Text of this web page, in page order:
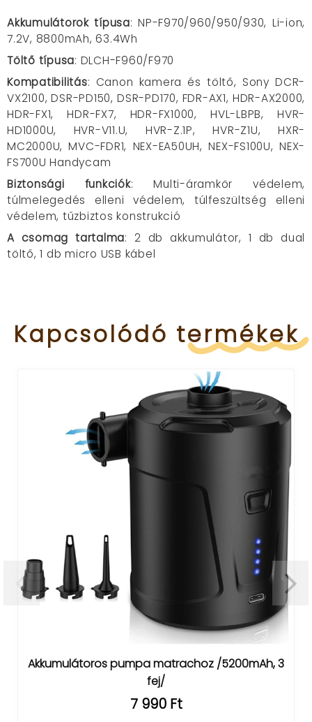
Akkumulátorok típusa: NP-F970/960/950/930, Li-ion,
7.2V, 8800mAh, 63.4Wh
Töltő típusa: DLCH-F960/F970
Kompatibilitás: Canon kamera és töltő, Sony DCR-
VX2100, DSR-PD150, DSR-PD170, FDR-AX1, HDR-AX2000,
HDR-FX1, HDR-FX7, HDR-FX1000, HVL-LBPB, HVR-
HD1000U, HVR-V11.U, HVR-Z.1P, HVR-Z1U, HXR-
MC2000U, MVC-FDR1, NEX-EA50UH, NEX-FS100U, NEX-
FS700U Handycam
Biztonsági funkciók: Multi-áramkör védelem,
túlmelegedés elleni védelem, túlfeszültség elleni
védelem, tűzbiztos konstrukció
A csomag tartalma: 2 db akkumulátor, 1 db dual
töltő, 1 db micro USB kábel
Kapcsolódó termékek
pumpa matrachoz /5200mAh, 3